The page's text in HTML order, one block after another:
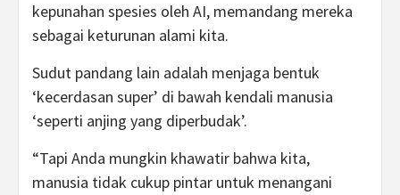
kepunahan spesies oleh AI, memandang mereka
sebagai keturunan alami kita.
Sudut pandang lain adalah menjaga bentuk
‘kecerdasan super’ di bawah kendali manusia
‘seperti anjing yang diperbudak’.
“Tapi Anda mungkin khawatir bahwa kita,
manusia tidak cukup pintar untuk menangani